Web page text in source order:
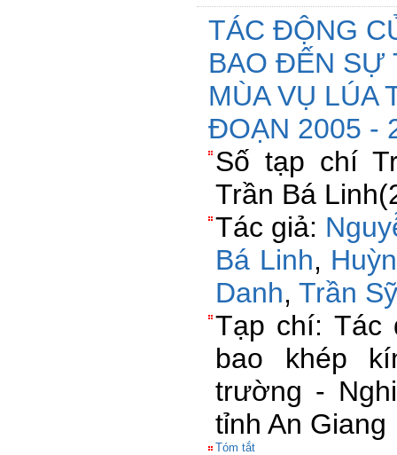
TÁC ĐỘNG
BAO ĐẾN SỰ
MÙA VỤ LÚA
ĐOẠN 2005 -
Số tạp chí
Trần Bá
Tác giả:
Bá Linh,
Danh, Trần
Tạp chí: Tác
bao khép
trường -
tỉnh An Giang
Tóm tắt